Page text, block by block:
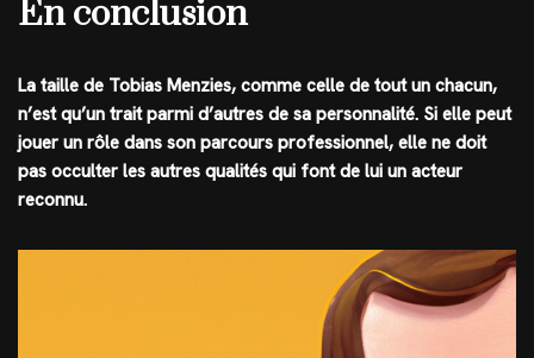
En conclusion
La taille de Tobias Menzies, comme celle de tout un chacun,
n’est qu’un trait parmi d’autres de sa personnalité. Si elle peut
jouer un rôle dans son parcours professionnel, elle ne doit
pas occulter les autres qualités qui font de lui un acteur
reconnu.